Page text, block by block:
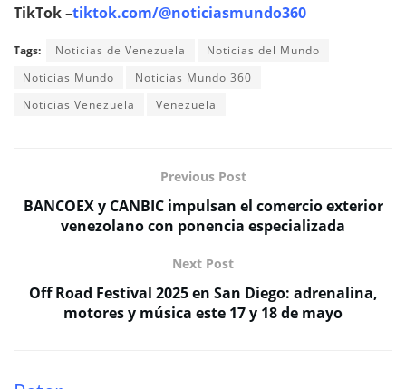
TikTok –tiktok.com/@noticiasmundo360
Tags: Noticias de Venezuela
Noticias del Mundo
Noticias Mundo
Noticias Mundo 360
Noticias Venezuela
Venezuela
Previous Post
BANCOEX y CANBIC impulsan el comercio exterior
venezolano con ponencia especializada
Next Post
Off Road Festival 2025 en San Diego: adrenalina,
motores y música este 17 y 18 de mayo